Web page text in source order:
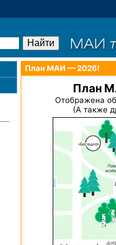
План МАИ — 2026!
План
Отображена
(А также